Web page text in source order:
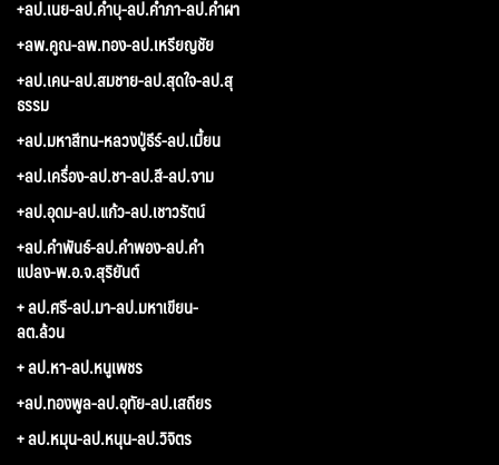
+ลป.เนย-ลป.คำบุ-ลป.คำภา-ลป.คำผา
+ลพ.คูณ-ลพ.ทอง-ลป.เหรียญชัย
+ลป.เคน-ลป.สมชาย-ลป.สุดใจ-ลป.สุ
ธรรม
+ลป.มหาสีทน-หลวงปู่ธีร์-ลป.เมี้ยน
+ลป.เครื่อง-ลป.ชา-ลป.สี-ลป.จาม
+ลป.อุดม-ลป.แก้ว-ลป.เชาวรัตน์
+ลป.คำพันธ์-ลป.คำพอง-ลป.คำ
แปลง-พ.อ.จ.สุริยันต์
+ ลป.ศรี-ลป.มา-ลป.มหาเขียน-
ลต.ล้วน
+ ลป.หา-ลป.หนูเพชร
+ลป.ทองพูล-ลป.อุทัย-ลป.เสถียร
+ ลป.หมุน-ลป.หนุน-ลป.วิจิตร